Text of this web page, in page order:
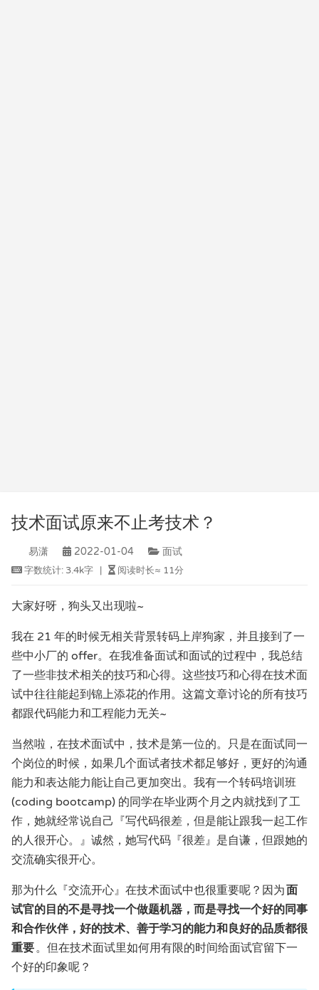
技术面试原来不止考技术？
易潇 2022-01-04 面试
字数统计: 3.4k字 阅读时长≈ 11分
大家好呀，狗头又出现啦~
我在 21 年的时候无相关背景转码上岸狗家，并且接到了一
些中小厂的 offer。在我准备面试和面试的过程中，我总结
了一些非技术相关的技巧和心得。这些技巧和心得在技术面
试中往往能起到锦上添花的作用。这篇文章讨论的所有技巧
都跟代码能力和工程能力无关~
当然啦，在技术面试中，技术是第一位的。只是在面试同一
个岗位的时候，如果几个面试者技术都足够好，更好的沟通
能力和表达能力能让自己更加突出。我有一个转码培训班
(coding bootcamp) 的同学在毕业两个月之内就找到了工
作，她就经常说自己『写代码很差，但是能让跟我一起工作
的人很开心。』诚然，她写代码『很差』是自谦，但跟她的
交流确实很开心。
那为什么『交流开心』在技术面试中也很重要呢？因为面
试官的目的不是寻找一个做题机器，而是寻找一个好的同事
和合作伙伴，好的技术、善于学习的能力和良好的品质都很
重要。但在技术面试里如何用有限的时间给面试官留下一
个好的印象呢？